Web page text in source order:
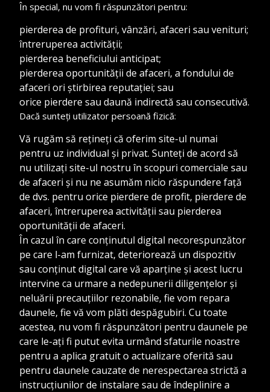
În special, nu vom fi răspunzători pentru:
pierderea de profituri, vânzări, afaceri sau venituri;
întreruperea activității;
pierderea beneficiului anticipat;
pierderea oportunității de afaceri, a fondului de
afaceri ori știrbirea reputației; sau
orice pierdere sau daună indirectă sau consecutivă.
Dacă sunteți utilizator persoană fizică:
Vă rugăm să rețineți că oferim site-ul numai
pentru uz individual și privat. Sunteți de acord să
nu utilizați site-ul nostru în scopuri comerciale sau
de afaceri și nu ne asumăm nicio răspundere față
de dvs. pentru orice pierdere de profit, pierdere de
afaceri, întreruperea activității sau pierderea
oportunității de afaceri.
În cazul în care conținutul digital necorespunzător
pe care l-am furnizat, deteriorează un dispozitiv
sau conținut digital care vă aparține și acest lucru
intervine ca urmare a nedepunerii diligențelor și
neluării precauțiilor rezonabile, fie vom repara
daunele, fie vă vom plăti despăgubiri. Cu toate
acestea, nu vom fi răspunzători pentru daunele pe
care le-ați fi putut evita urmând sfaturile noastre
pentru a aplica gratuit o actualizare oferită sau
pentru daunele cauzate de nerespectarea strictă a
instrucțiunilor de instalare sau de îndeplinire a